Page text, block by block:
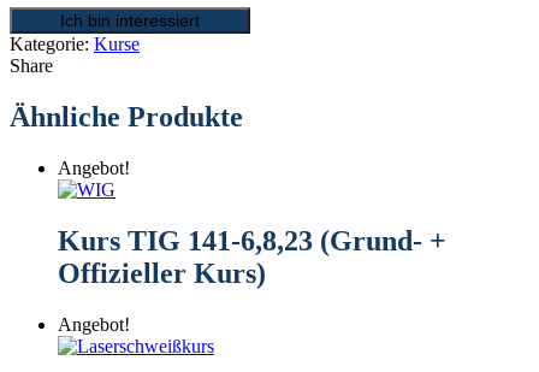
Ich bin interessiert
Kategorie: Kurse
Share
Ähnliche Produkte
Angebot!
Kurs TIG 141-6,8,23 (Grund- +
Offizieller Kurs)
Angebot!